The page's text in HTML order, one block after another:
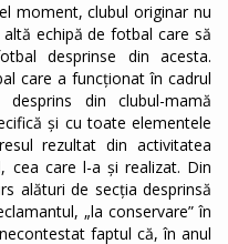
moment, clubul originar nu
echipă de fotbal care să
desprinse din acesta.
care a funcționat în cadrul
din clubul-mamă
și cu toate elementele
rezultat din activitatea
cea care l-a și realizat. Din
alături de secția desprinsă
„la conservare” în
faptul că, în anul